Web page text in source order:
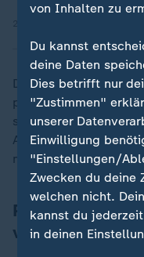
Der Vorgang wird
parlamentarische
schlimmsten Fall
Ausschluss aus dem
mit ungewissem
Partei von
vorne
von Inhalten zu
Du kannst
deine Daten
Dies betrifft nur
"Zustimmen"
unserer
Einwilligung
"Einstellungen/
Zwecken du deine
welchen nicht.
kannst du
in deinen